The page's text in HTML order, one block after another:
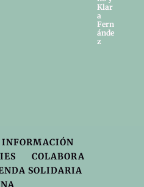
INFORMACIÓN
COLABORA
SOLIDARIA